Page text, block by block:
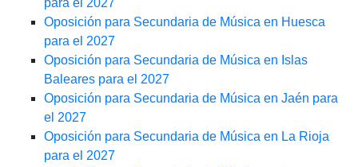
para el 2027
Oposición para Secundaria de Música en Huesca
para el 2027
Oposición para Secundaria de Música en Islas
Baleares para el 2027
Oposición para Secundaria de Música en Jaén para
el 2027
Oposición para Secundaria de Música en La Rioja
para el 2027